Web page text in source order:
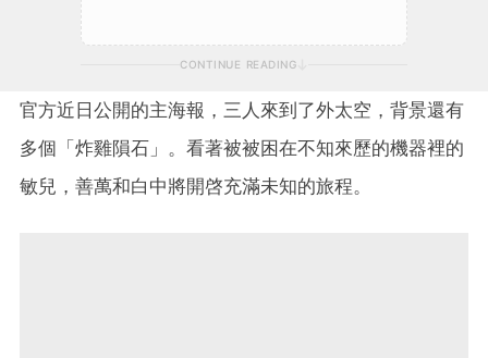
CONTINUE READING
官方近日公開的主海報，三人來到了外太空，背景還有
多個「炸雞隕石」。看著被被困在不知來歷的機器裡的
敏兒，善萬和白中將開啓充滿未知的旅程。